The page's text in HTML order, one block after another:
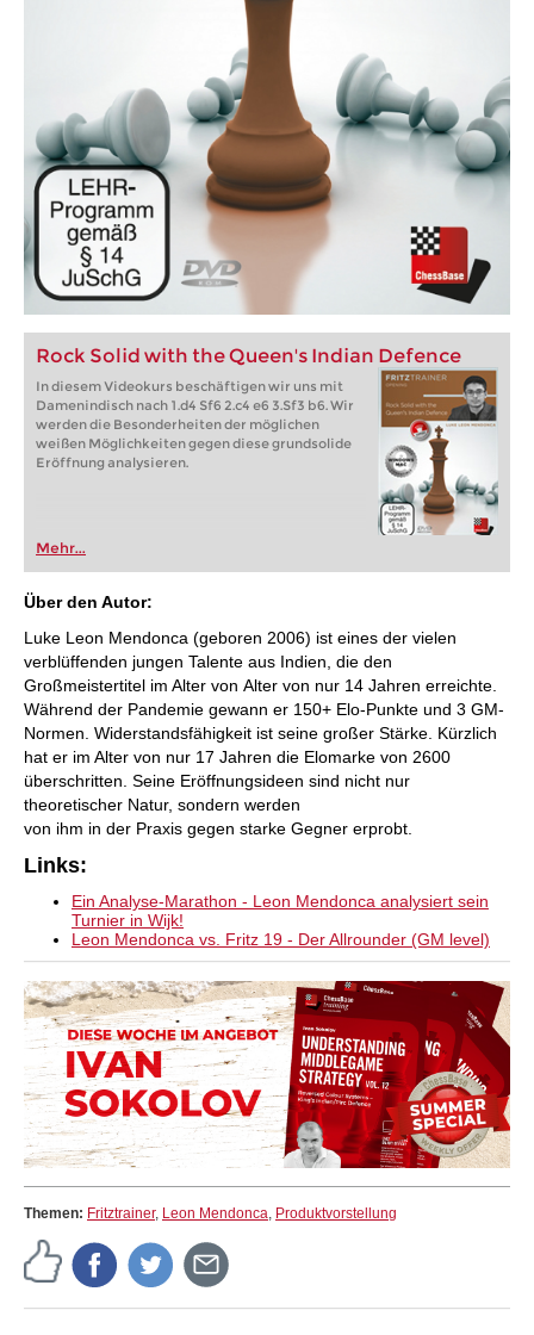
Rock Solid with the Queen's Indian Defence
In diesem Videokurs beschäftigen wir uns mit
Damenindisch nach 1.d4 Sf6 2.c4 e6 3.Sf3 b6. Wir
werden die Besonderheiten der möglichen
weißen Möglichkeiten gegen diese grundsolide
Eröffnung analysieren.
Mehr...
Über den Autor:
Luke Leon Mendonca (geboren 2006) ist eines der vielen
verblüffenden jungen Talente aus Indien, die den
Großmeistertitel im Alter von Alter von nur 14 Jahren erreichte.
Während der Pandemie gewann er 150+ Elo-Punkte und 3 GM-
Normen. Widerstandsfähigkeit ist seine großer Stärke. Kürzlich
hat er im Alter von nur 17 Jahren die Elomarke von 2600
überschritten. Seine Eröffnungsideen sind nicht nur
theoretischer Natur, sondern werden
von ihm in der Praxis gegen starke Gegner erprobt.
Links:
Ein Analyse-Marathon - Leon Mendonca analysiert sein
Turnier in Wijk!
Leon Mendonca vs. Fritz 19 - Der Allrounder (GM level)
Themen: Fritztrainer, Leon Mendonca Produktvorstellung